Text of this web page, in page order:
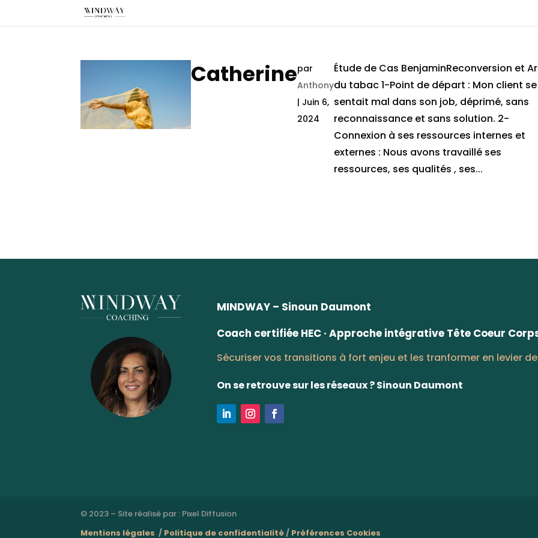
Catherinepar
Anthony
| Juin 6,
2024
Étude de Cas BenjaminReconversion et
du tabac 1-Point de départ : Mon client se
sentait mal dans son job, déprimé, sans
reconnaissance et sans solution. 2-
Connexion à ses ressources internes et
externes : Nous avons travaillé ses
ressources, ses qualités , ses...
MINDWAY – Sinoun Daumont
Coach certifiée HEC · Approche intégrative Tête Coeur
Sécuriser vos transitions à fort enjeu et les tranformer en levier
On se retrouve sur les réseaux ? Sinoun Daumont
© 2023 – Site réalisé par : Pixel Diffusion
Mentions légales / Politique de confidentialité/ Préférences Cookies